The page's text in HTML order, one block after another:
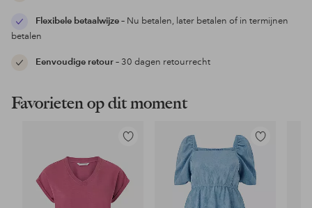
Flexibele betaalwijze– Nu betalen, later betalen of in termijnen
betalen
Eenvoudige retour– 30 dagen retourrecht
Favorieten op dit moment
Toevoegen
favorieten
Toevoegen
aan
favorieten